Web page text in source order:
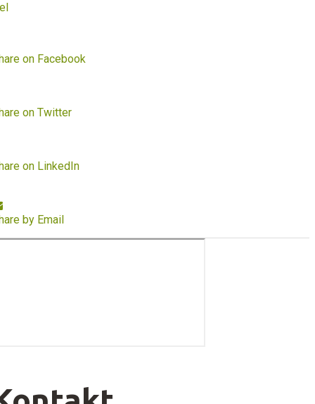
on Facebook
on Twitter
on LinkedIn
by Email